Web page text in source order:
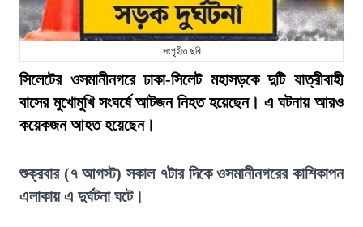
সংগৃহীত ছবি
সিলেটের ওসমানীনগরে ঢাকা-সিলেট মহাসড়কে দুটি যাত্রীবাহী
বাসের মুখোমুখি সংঘর্ষে আটজন নিহত হয়েছেন। এ ঘটনায় আরও
কয়েকজন আহত হয়েছেন।
শুক্রবার (৭ আগস্ট) সকাল ৭টার দিকে ওসমানীনগরের কাশিকাপন
এলাকায় এ দুর্ঘটনা ঘটে।